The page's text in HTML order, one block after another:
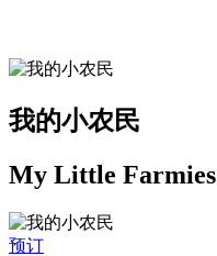
我的小农民
My Little Farmies
预订